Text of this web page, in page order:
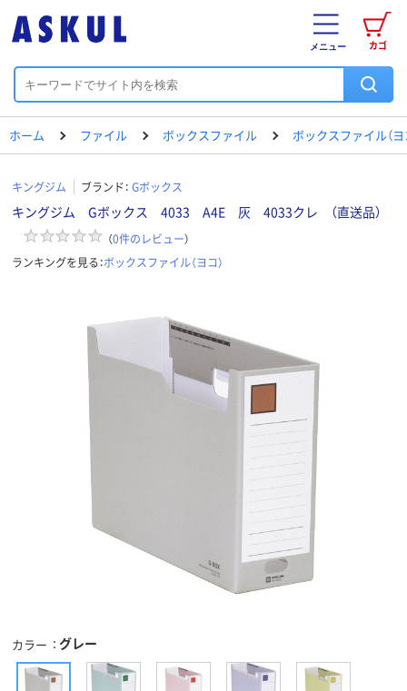
カゴ
メニュー
ホーム ファイル ボックスファイル ボックスファイル（ヨ
キングジム ブランド： Gボックス
キングジム Gボックス 4033 A4E 灰 4033クレ （直送品）
（0件のレビュー）
ランキングを見る：ボックスファイル（ヨコ）
カラー グレー